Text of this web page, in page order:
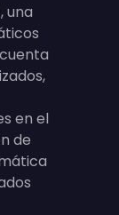
una
en el
de